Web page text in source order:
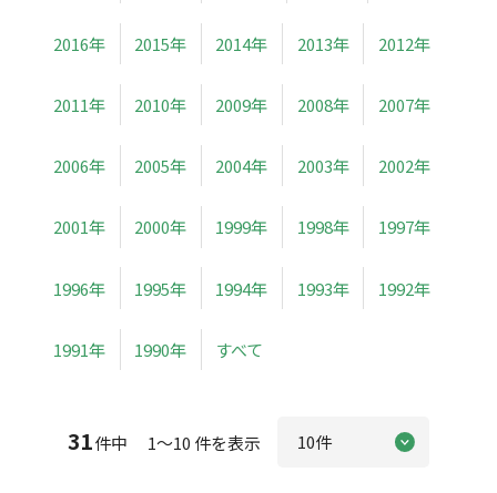
2016年 2015年 2014年 2013年 2012年
2011年 2010年 2009年 2008年 2007年
2006年 2005年 2004年 2003年 2002年
2001年 2000年 1999年 1998年 1997年
1996年 1995年 1994年 1993年 1992年
1991年 1990年 すべて
31件中 1～10 件を表示